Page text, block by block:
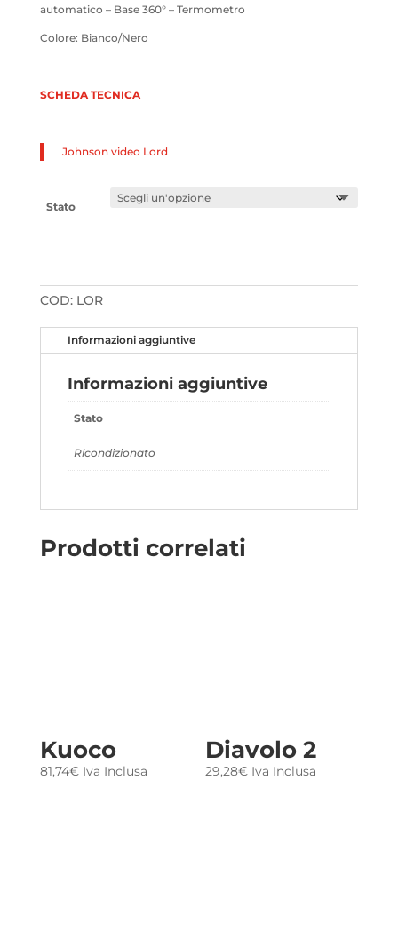
automatico – Base 360° – Termometro
Colore: Bianco/Nero
SCHEDA TECNICA
Johnson video Lord
Stato
COD: LOR
Informazioni aggiuntive
Informazioni aggiuntive
Stato
Ricondizionato
Prodotti correlati
Kuoco
81,74€ Iva Inclusa
Diavolo 2
29,28€ Iva Inclusa